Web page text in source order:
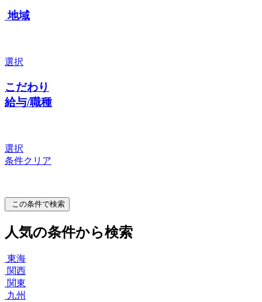
地域
選択
こだわり
給与/職種
選択
条件クリア
この条件で検索
人気の条件から検索
東海
関西
関東
九州